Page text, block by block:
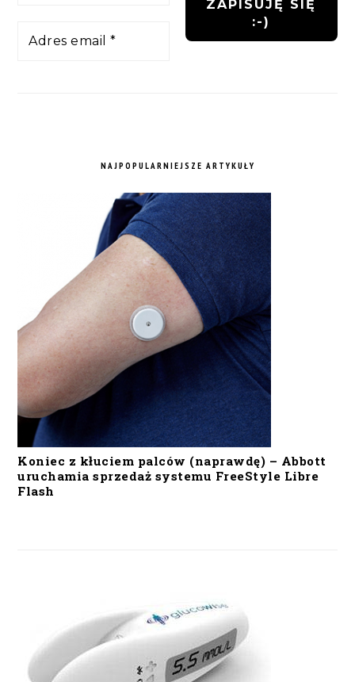
NAJPOPULARNIEJSZE ARTYKUŁY
Koniec z kłuciem palców (naprawdę) – Abbott
uruchamia sprzedaż systemu FreeStyle Libre
Flash